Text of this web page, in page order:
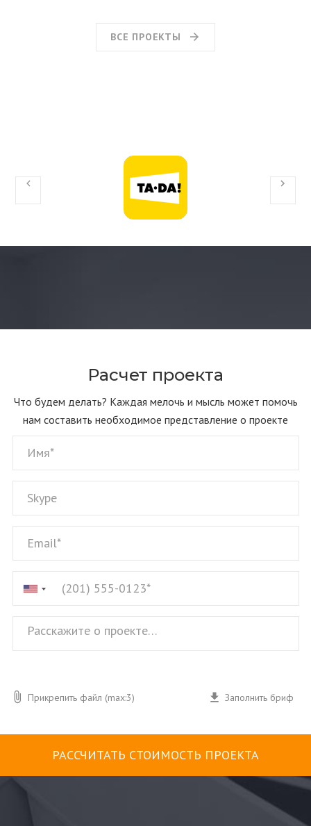
ВСЕ ПРОЕКТЫ
Расчет проекта
Что будем делать? Каждая мелочь и мысль может помочь
нам составить необходимое представление о проекте
Прикрепить файл (max:3) Заполнить бриф
РАССЧИТАТЬ СТОИМОСТЬ ПРОЕКТА